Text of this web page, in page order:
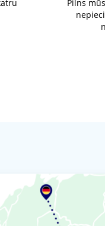
Pilns